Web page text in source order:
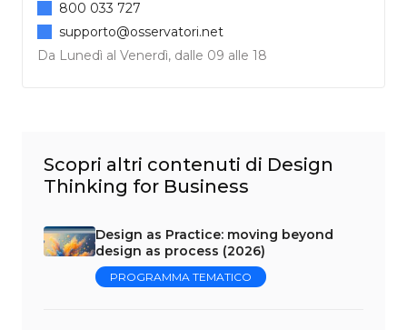
Da Lunedì al Venerdì, dalle 09 alle 18
800 033 727
supporto@osservatori.net
Scopri altri contenuti di Design
Thinking for Business
Design as Practice: moving beyond
design as process (2026)
PROGRAMMA TEMATICO